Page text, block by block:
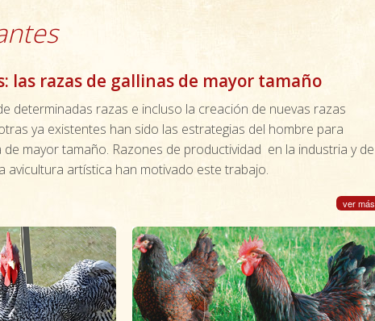
las razas de gallinas de mayor tamaño
determinadas razas e incluso la creación de nuevas razas
ya existentes han sido las estrategias del hombre para
mayor tamaño. Razones de productividad en la industria y de
avicultura artística han motivado este trabajo.
ver más